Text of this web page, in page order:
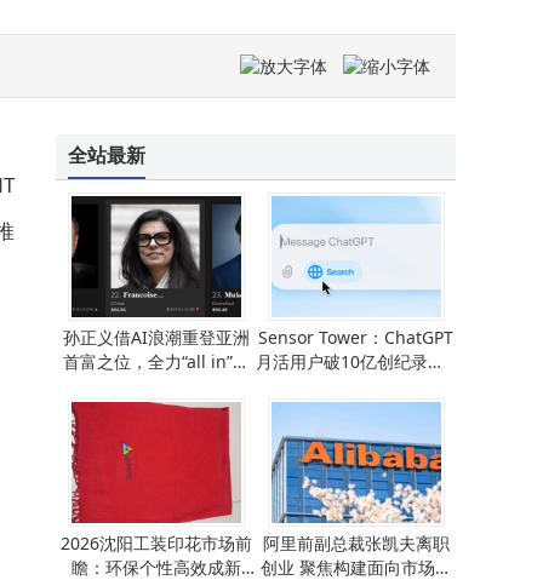
全站最新
孙正义借AI浪潮重登亚洲
首富之位，全力“all in”超
Sensor Tower：ChatGPT
月活用户破10亿创纪录，A
2026沈阳工装印花市场前
瞻：环保个性高效成新
阿里前副总裁张凯夫离职
创业 聚焦构建面向市场世